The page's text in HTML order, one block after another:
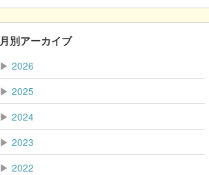
月別アーカイブ
▶ 2026
▶ 2025
▶ 2024
▶ 2023
▶ 2022